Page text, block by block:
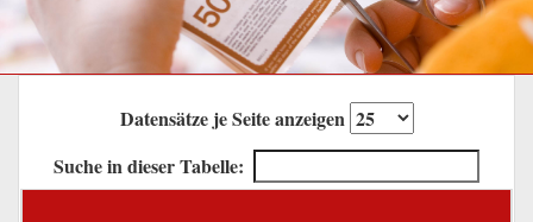
Datensätze je Seite anzeigen
Suche in dieser Tabelle: